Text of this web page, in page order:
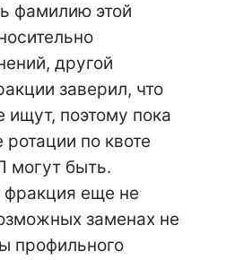
фамилию этой
другой
заверил, что
поэтому пока
ротации по квоте
могут быть.
еще не
заменах не
профильного